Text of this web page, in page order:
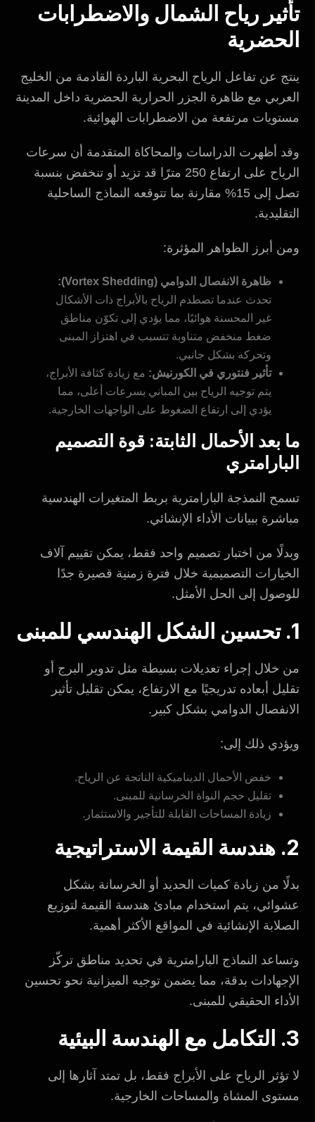
تأثير رياح الشمال والاضطرابات
الحضرية
ينتج عن تفاعل الرياح البحرية الباردة القادمة من الخليج
العربي مع ظاهرة الجزر الحرارية الحضرية داخل المدينة
مستويات مرتفعة من الاضطرابات الهوائية.
وقد أظهرت الدراسات والمحاكاة المتقدمة أن سرعات
الرياح على ارتفاع 250 مترًا قد تزيد أو تنخفض بنسبة
تصل إلى 15% مقارنة بما تتوقعه النماذج الساحلية
التقليدية.
ومن أبرز الظواهر المؤثرة:
ظاهرة الانفصال الدوامي (Vortex Shedding):
تحدث عندما تصطدم الرياح بالأبراج ذات الأشكال
غير المحسنة هوائيًا، مما يؤدي إلى تكوّن مناطق
ضغط منخفض متناوبة تتسبب في اهتزاز المبنى
وتحركه بشكل جانبي.
تأثير فنتوري في الكورنيش: مع زيادة كثافة الأبراج،
يتم توجيه الرياح بين المباني بسرعات أعلى، مما
يؤدي إلى ارتفاع الضغوط على الواجهات الخارجية.
ما بعد الأحمال الثابتة: قوة التصميم
البارامتري
تسمح النمذجة البارامترية بربط المتغيرات الهندسية
مباشرة ببيانات الأداء الإنشائي.
وبدلًا من اختبار تصميم واحد فقط، يمكن تقييم آلاف
الخيارات التصميمية خلال فترة زمنية قصيرة جدًا
للوصول إلى الحل الأمثل.
1. تحسين الشكل الهندسي للمبنى
من خلال إجراء تعديلات بسيطة مثل تدوير البرج أو
تقليل أبعاده تدريجيًا مع الارتفاع، يمكن تقليل تأثير
الانفصال الدوامي بشكل كبير.
ويؤدي ذلك إلى:
خفض الأحمال الديناميكية الناتجة عن الرياح.
تقليل حجم النواة الخرسانية للمبنى.
زيادة المساحات القابلة للتأجير والاستثمار.
2. هندسة القيمة الاستراتيجية
بدلًا من زيادة كميات الحديد أو الخرسانة بشكل
عشوائي، يتم استخدام مبادئ هندسة القيمة لتوزيع
الصلابة الإنشائية في المواقع الأكثر أهمية.
وتساعد النماذج البارامترية في تحديد مناطق تركّز
الإجهادات بدقة، مما يضمن توجيه الميزانية نحو تحسين
الأداء الحقيقي للمبنى.
3. التكامل مع الهندسة البيئية
لا تؤثر الرياح على الأبراج فقط، بل تمتد آثارها إلى
مستوى المشاة والمساحات الخارجية.